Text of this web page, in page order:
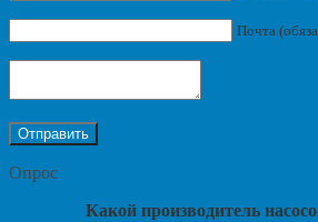
Почта
Опрос
Какой производитель